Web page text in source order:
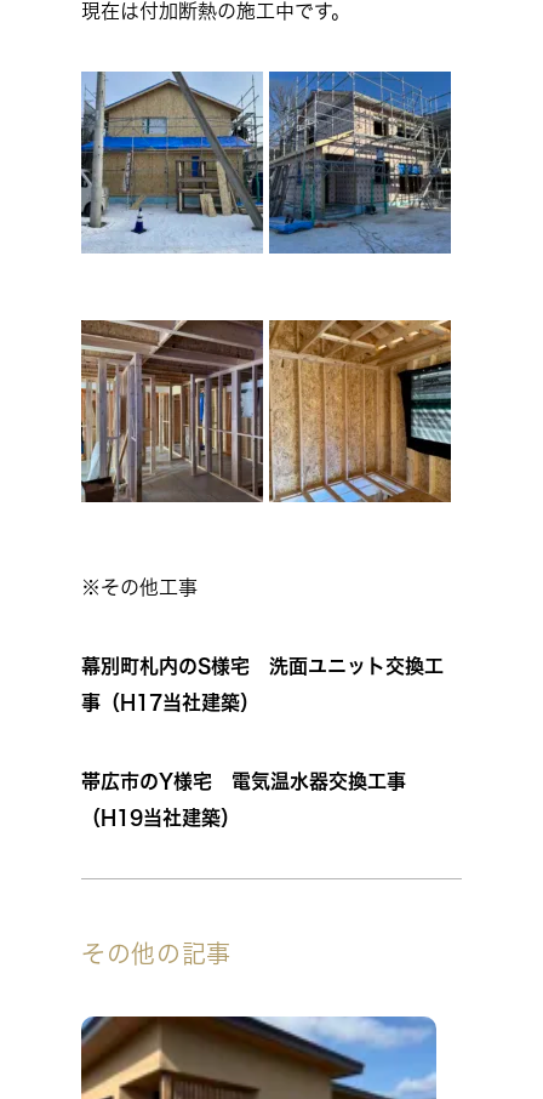
現在は付加断熱の施工中です。
※その他工事
幕別町札内のS様宅 洗面ユニット交換工
事（H17当社建築）
帯広市のY様宅 電気温水器交換工事
（H19当社建築）
その他の記事